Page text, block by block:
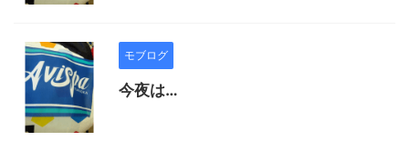
モブログ
今夜は…